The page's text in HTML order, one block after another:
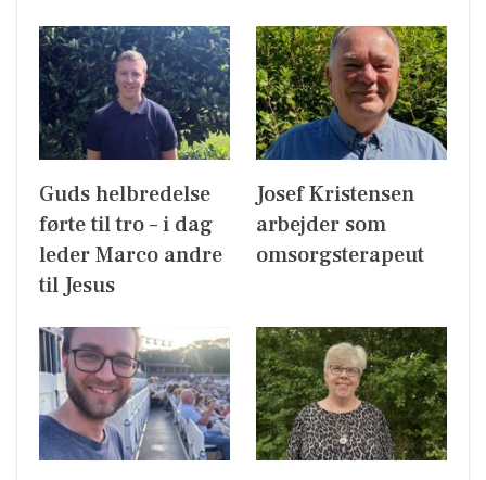
Guds helbredelse
førte til tro – i dag
leder Marco andre
til Jesus
Josef Kristensen
arbejder som
omsorgsterapeut